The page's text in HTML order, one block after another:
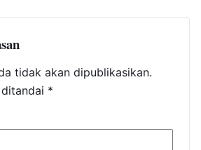
tidak akan dipublikasikan.
*